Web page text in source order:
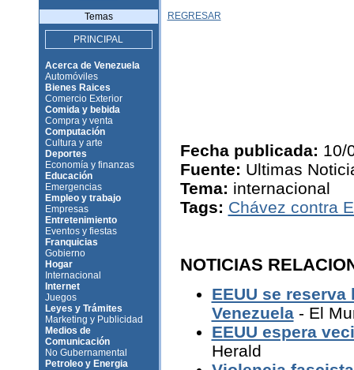
Temas
PRINCIPAL
Acerca de Venezuela
Automóviles
Bienes Raices
Comercio Exterior
Comida y bebida
Compra y venta
Computación
Cultura y arte
Deportes
Economía y finanzas
Educación
Emergencias
Empleo y trabajo
Empresas
Entretenimiento
Eventos y fiestas
Franquicias
Gobierno
Hogar
Internacional
Internet
Juegos
Leyes y Trámites
Marketing y Publicidad
Medios de
Comunicación
No Gubernamental
Petroleo y Energia
REGRESAR
Fecha publicada: 10/
Fuente: Ultimas
Tema: internacional
Tags: Chávez contra
NOTICIAS
EEUU se
Venezuela- El
EEUU espera
Herald